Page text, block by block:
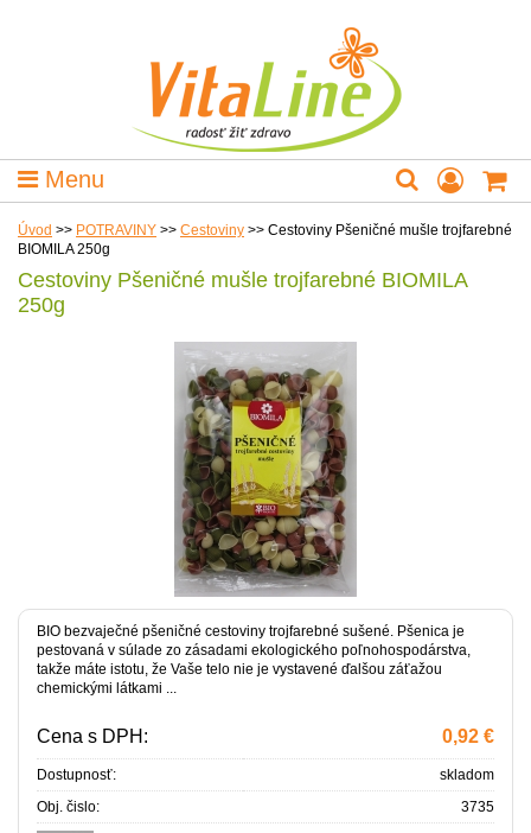
Menu
Úvod >> POTRAVINY >> Cestoviny >> Cestoviny Pšeničné mušle trojfarebné
BIOMILA 250g
Cestoviny Pšeničné mušle trojfarebné BIOMILA
250g
BIO bezvaječné pšeničné cestoviny trojfarebné sušené. Pšenica je
pestovaná v súlade zo zásadami ekologického poľnohospodárstva,
takže máte istotu, že Vaše telo nie je vystavené ďalšou záťažou
chemickými látkami ...
Cena s DPH: 0,92 €
Dostupnosť:
skladom
Obj. čislo:
3735